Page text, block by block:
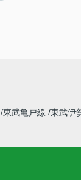
速かつ丁寧
東武亀戸線 東武伊